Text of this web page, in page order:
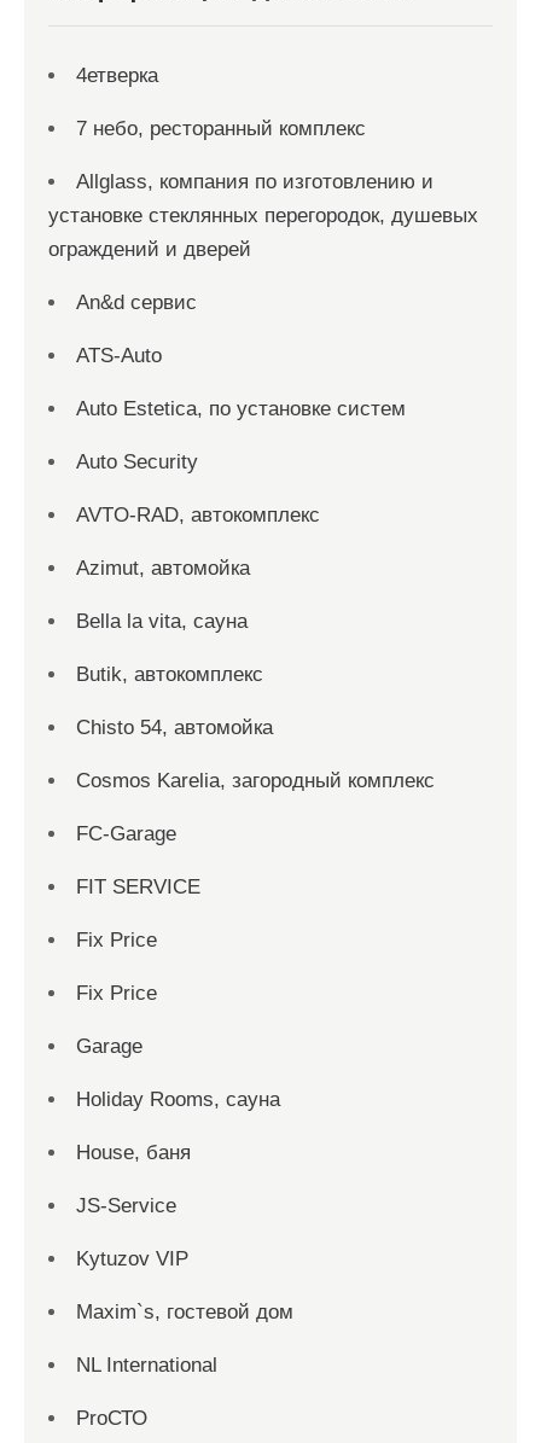
4етверка
7 небо, ресторанный комплекс
Allglass, компания по изготовлению и
установке стеклянных перегородок, душевых
ограждений и дверей
An&d сервис
ATS-Auto
Auto Estetica, по установке систем
Auto Security
AVTO-RAD, автокомплекс
Azimut, автомойка
Bella la vita, сауна
Butik, автокомплекс
Chisto 54, автомойка
Cosmos Karelia, загородный комплекс
FC-Garage
FIT SERVICE
Fix Price
Fix Price
Garage
Holiday Rooms, сауна
House, баня
JS-Service
Kytuzov VIP
Maxim`s, гостевой дом
NL International
ProСТО